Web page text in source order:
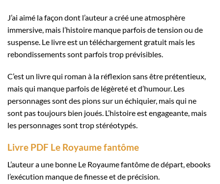
J’ai aimé la façon dont l’auteur a créé une atmosphère
immersive, mais l’histoire manque parfois de tension ou de
suspense. Le livre est un téléchargement gratuit mais les
rebondissements sont parfois trop prévisibles.
C’est un livre qui roman à la réflexion sans être prétentieux,
mais qui manque parfois de légèreté et d’humour. Les
personnages sont des pions sur un échiquier, mais qui ne
sont pas toujours bien joués. L’histoire est engageante, mais
les personnages sont trop stéréotypés.
Livre PDF Le Royaume fantôme
L’auteur a une bonne Le Royaume fantôme de départ, ebooks
l’exécution manque de finesse et de précision.